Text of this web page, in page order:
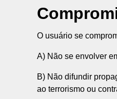
O usuário se
A) Não se envolver
B) Não difundir
ao terrorismo ou